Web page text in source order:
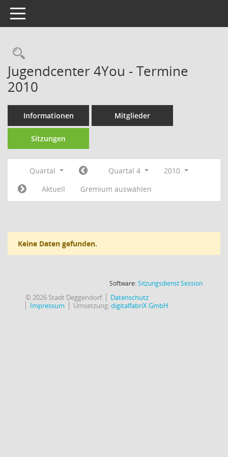
Toggle navigation
Rechercheauswahl
Jugendcenter 4You - Termine
2010
Informationen Mitglieder
Sitzungen
Quartal Quartal 4
2010
Aktuell
Gremium auswählen
Keine Daten gefunden.
Software:SitzungsdienstSession(Wird in
© 2026 Stadt Deggendorf
Datenschutz
Impressum
Umsetzung:digitalfabriX GmbH